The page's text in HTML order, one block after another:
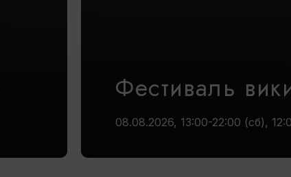
Фестиваль
08.08.2026, 13:00-22:00 (сб),